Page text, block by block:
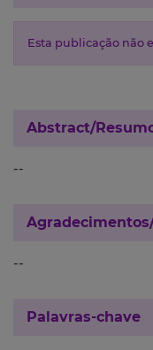
Esta publicação não
Abstract/
--
--
Palavras-chave